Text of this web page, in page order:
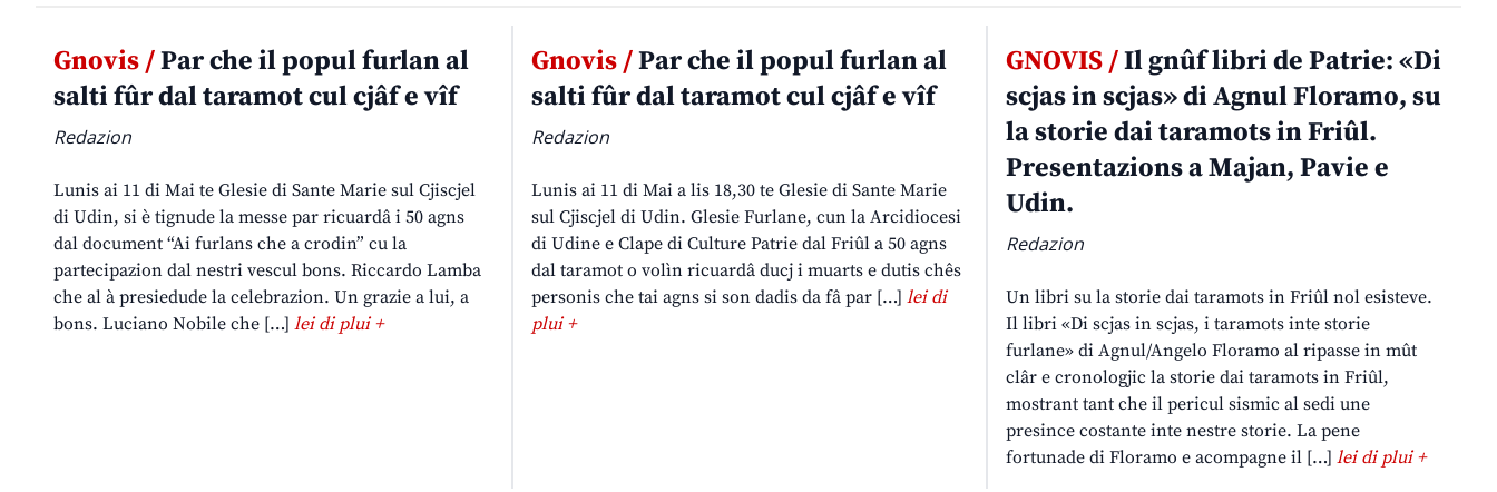
Gnovis /Par che il popul furlan al
salti fûr dal taramot cul cjâf e vîf
Redazion
Lunis ai 11 di Mai te Glesie di Sante Marie sul Cjiscjel
di Udin, si è tignude la messe par ricuardâ i 50 agns
dal document “Ai furlans che a crodin” cu la
partecipazion dal nestri vescul bons. Riccardo Lamba
che al à presiedude la celebrazion. Un grazie a lui, a
bons. Luciano Nobile che […] lei di plui +
Gnovis /Par che il popul furlan al
salti fûr dal taramot cul cjâf e vîf
Redazion
Lunis ai 11 di Mai a lis 18,30 te Glesie di Sante Marie
sul Cjiscjel di Udin. Glesie Furlane, cun la Arcidiocesi
di Udine e Clape di Culture Patrie dal Friûl a 50 agns
dal taramot o volìn ricuardâ ducj i muarts e dutis chês
personis che tai agns si son dadis da fâ par […] lei di
plui +
GNOVIS /Il gnûf libri de Patrie: «Di
scjas in scjas» di Agnul Floramo, su
la storie dai taramots in Friûl.
Presentazions a Majan, Pavie e
Udin.
Redazion
Un libri su la storie dai taramots in Friûl nol esisteve.
Il libri «Di scjas in scjas, i taramots inte storie
furlane» di Agnul/Angelo Floramo al ripasse in mût
clâr e cronologjic la storie dai taramots in Friûl,
mostrant tant che il pericul sismic al sedi une
presince costante inte nestre storie. La pene
fortunade di Floramo e acompagne il […]lei di plui +